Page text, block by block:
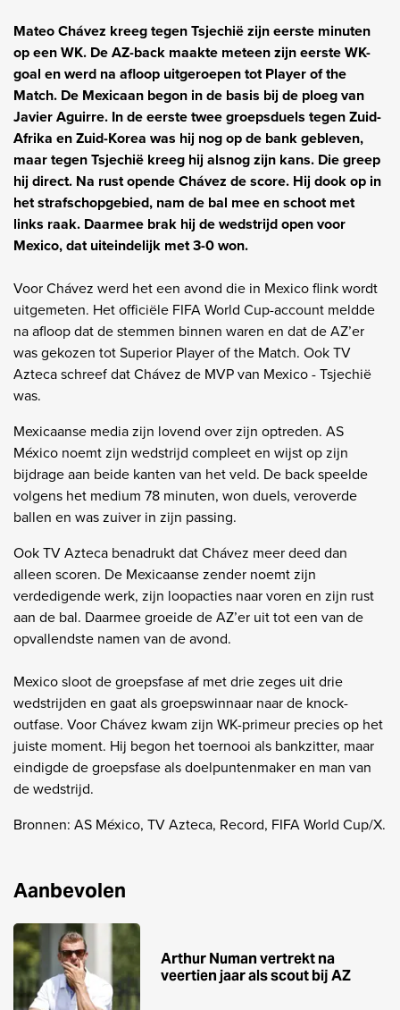
Mateo Chávez kreeg tegen Tsjechië zijn eerste minuten
op een WK. De AZ-back maakte meteen zijn eerste WK-
goal en werd na afloop uitgeroepen tot Player of the
Match. De Mexicaan begon in de basis bij de ploeg van
Javier Aguirre. In de eerste twee groepsduels tegen Zuid-
Afrika en Zuid-Korea was hij nog op de bank gebleven,
maar tegen Tsjechië kreeg hij alsnog zijn kans. Die greep
hij direct. Na rust opende Chávez de score. Hij dook op in
het strafschopgebied, nam de bal mee en schoot met
links raak. Daarmee brak hij de wedstrijd open voor
Mexico, dat uiteindelijk met 3-0 won.
Voor Chávez werd het een avond die in Mexico flink wordt
uitgemeten. Het officiële FIFA World Cup-account meldde
na afloop dat de stemmen binnen waren en dat de AZ’er
was gekozen tot Superior Player of the Match. Ook TV
Azteca schreef dat Chávez de MVP van Mexico - Tsjechië
was.
Mexicaanse media zijn lovend over zijn optreden. AS
México noemt zijn wedstrijd compleet en wijst op zijn
bijdrage aan beide kanten van het veld. De back speelde
volgens het medium 78 minuten, won duels, veroverde
ballen en was zuiver in zijn passing.
Ook TV Azteca benadrukt dat Chávez meer deed dan
alleen scoren. De Mexicaanse zender noemt zijn
verdedigende werk, zijn loopacties naar voren en zijn rust
aan de bal. Daarmee groeide de AZ’er uit tot een van de
opvallendste namen van de avond.
Mexico sloot de groepsfase af met drie zeges uit drie
wedstrijden en gaat als groepswinnaar naar de knock-
outfase. Voor Chávez kwam zijn WK-primeur precies op het
juiste moment. Hij begon het toernooi als bankzitter, maar
eindigde de groepsfase als doelpuntenmaker en man van
de wedstrijd.
Bronnen: AS México, TV Azteca, Record, FIFA World Cup/X.
Aanbevolen
Arthur Numan vertrekt na
veertien jaar als scout bij AZ